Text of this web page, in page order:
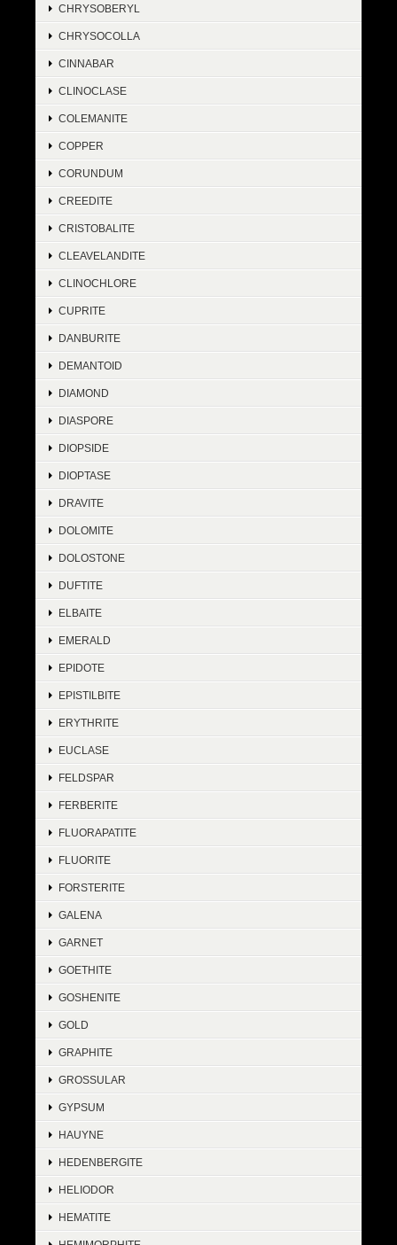
CHRYSOBERYL
CHRYSOCOLLA
CINNABAR
CLINOCLASE
COLEMANITE
COPPER
CORUNDUM
CREEDITE
CRISTOBALITE
CLEAVELANDITE
CLINOCHLORE
CUPRITE
DANBURITE
DEMANTOID
DIAMOND
DIASPORE
DIOPSIDE
DIOPTASE
DRAVITE
DOLOMITE
DOLOSTONE
DUFTITE
ELBAITE
EMERALD
EPIDOTE
EPISTILBITE
ERYTHRITE
EUCLASE
FELDSPAR
FERBERITE
FLUORAPATITE
FLUORITE
FORSTERITE
GALENA
GARNET
GOETHITE
GOSHENITE
GOLD
GRAPHITE
GROSSULAR
GYPSUM
HAUYNE
HEDENBERGITE
HELIODOR
HEMATITE